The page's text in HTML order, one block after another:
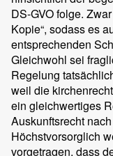
DS-GVO folge.
Kopie“, sodass es
entsprechenden
Gleichwohl sei
Regelung
weil die
ein gleichwertiges
Auskunftsrecht
Höchstvorsorglich
vorgetragen, dass